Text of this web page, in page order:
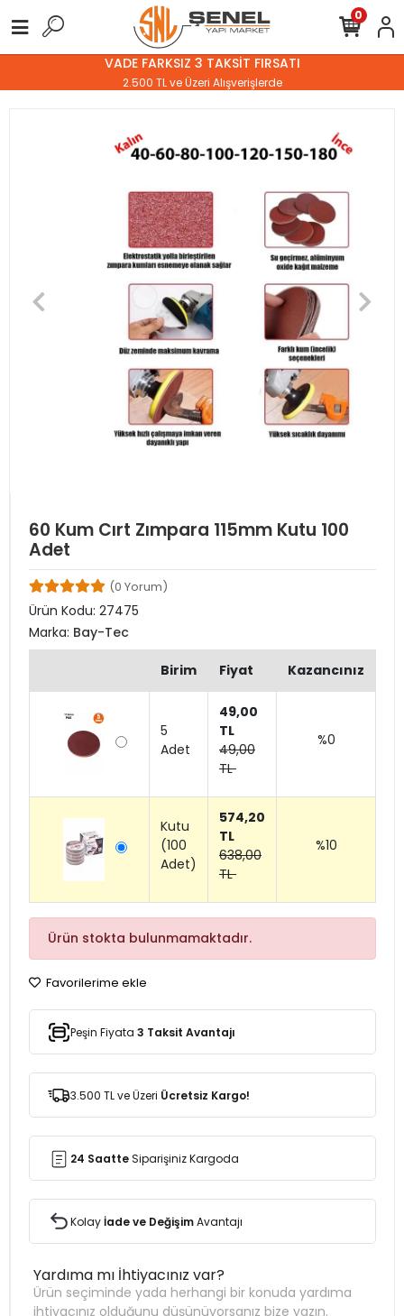
VADE FARKSIZ 3 TAKSİT FIRSATI
2.500 TL ve Üzeri Alışverişlerde
0
60 Kum Cırt Zımpara 115mm Kutu 100
Adet
(0 Yorum)
Ürün Kodu: 27475
Marka: Bay-Tec
Birim Fiyat Kazancınız
5
Adet
49,00
TL
49,00
TL
%0
Kutu
(100
Adet)
574,20
TL
638,00
TL
%10
Ürün stokta bulunmamaktadır.
Favorilerime ekle
Peşin Fiyata 3 Taksit Avantajı
3.500 TL ve Üzeri Ücretsiz Kargo!
24 SaatteSiparişiniz Kargoda
Kolayİade ve DeğişimAvantajı
Yardıma mı İhtiyacınız var?
Ürün seçiminde yada herhangi bir konuda yardıma
ihtiyacınız olduğunu düşünüyorsanız bize yazın.